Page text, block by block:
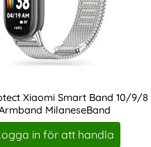
Xiaomi Smart Band 10/9/8
MilaneseBand
in för att handla